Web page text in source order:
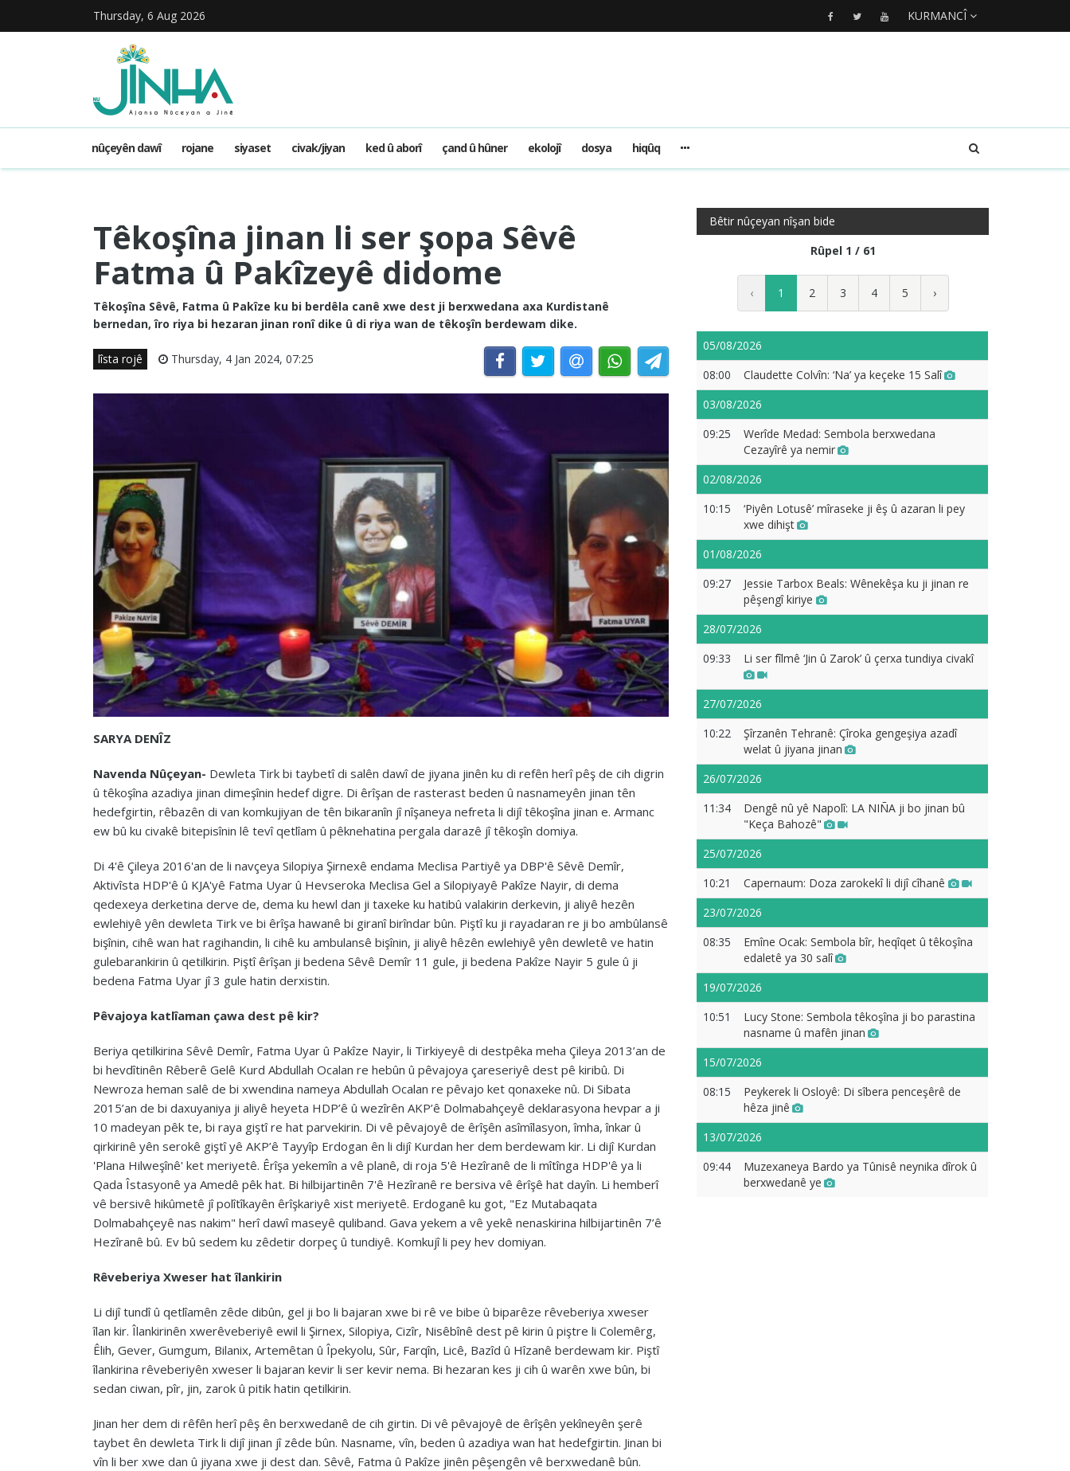
Thursday, 6 Aug 2026 KURMANCÎ
nûçeyên dawî rojane siyaset civak/jiyan ked û aborî çand û hûner ekolojî dosya hiqûq
Têkoşîna jinan li ser şopa Sêvê
Fatma û Pakîzeyê didome
Têkoşîna Sêvê, Fatma û Pakîze ku bi berdêla canê xwe dest ji berxwedana axa Kurdistanê
bernedan, îro riya bi hezaran jinan ronî dike û di riya wan de têkoşîn berdewam dike.
lîsta rojê Thursday, 4 Jan 2024, 07:25
SARYA DENÎZ
Navenda Nûçeyan- Dewleta Tirk bi taybetî di salên dawî de jiyana jinên ku di refên herî pêş de cih digrin
û têkoşîna azadiya jinan dimeşînin hedef digre. Di êrîşan de rasterast beden û nasnameyên jinan tên
hedefgirtin, rêbazên di van komkujiyan de tên bikaranîn jî nîşaneya nefreta li dijî têkoşîna jinan e. Armanc
ew bû ku civakê bitepisînin lê tevî qetlîam û pêknehatina pergala darazê jî têkoşîn domiya.
Di 4'ê Çileya 2016'an de li navçeya Silopiya Şirnexê endama Meclisa Partiyê ya DBP'ê Sêvê Demîr,
Aktivîsta HDP'ê û KJA'yê Fatma Uyar û Hevseroka Meclisa Gel a Silopiyayê Pakîze Nayir, di dema
qedexeya derketina derve de, dema ku hewl dan ji taxeke ku hatibû valakirin derkevin, ji aliyê hezên
ewlehiyê yên dewleta Tirk ve bi êrîşa hawanê bi giranî birîndar bûn. Piştî ku ji rayadaran re ji bo ambûlansê
bişînin, cihê wan hat ragihandin, li cihê ku ambulansê bişînin, ji aliyê hêzên ewlehiyê yên dewletê ve hatin
gulebarankirin û qetilkirin. Piştî êrîşan ji bedena Sêvê Demîr 11 gule, ji bedena Pakîze Nayir 5 gule û ji
bedena Fatma Uyar jî 3 gule hatin derxistin.
Pêvajoya katlîaman çawa dest pê kir?
Beriya qetilkirina Sêvê Demîr, Fatma Uyar û Pakîze Nayir, li Tirkiyeyê di destpêka meha Çileya 2013’an de
bi hevdîtinên Rêberê Gelê Kurd Abdullah Ocalan re hebûn û pêvajoya çareseriyê dest pê kiribû. Di
Newroza heman salê de bi xwendina nameya Abdullah Ocalan re pêvajo ket qonaxeke nû. Di Sibata
2015’an de bi daxuyaniya ji aliyê heyeta HDP’ê û wezîrên AKP’ê Dolmabahçeyê deklarasyona hevpar a ji
10 madeyan pêk te, bi raya giştî re hat parvekirin. Di vê pêvajoyê de êrîşên asîmîlasyon, îmha, înkar û
qirkirinê yên serokê giştî yê AKP’ê Tayyîp Erdogan ên li dijî Kurdan her dem berdewam kir. Li dijî Kurdan
'Plana Hilweşînê' ket meriyetê. Êrîşa yekemîn a vê planê, di roja 5'ê Hezîranê de li mîtînga HDP'ê ya li
Qada Îstasyonê ya Amedê pêk hat. Bi hilbijartinên 7'ê Hezîranê re bersiva vê êrîşê hat dayîn. Li hemberî
vê bersivê hikûmetê jî polîtîkayên êrîşkariyê xist meriyetê. Erdoganê ku got, "Ez Mutabaqata
Dolmabahçeyê nas nakim" herî dawî maseyê quliband. Gava yekem a vê yekê nenaskirina hilbijartinên 7’ê
Hezîranê bû. Ev bû sedem ku zêdetir dorpeç û tundiyê. Komkujî li pey hev domiyan.
Rêveberiya Xweser hat îlankirin
Li dijî tundî û qetlîamên zêde dibûn, gel ji bo li bajaran xwe bi rê ve bibe û biparêze rêveberiya xweser
îlan kir. Îlankirinên xwerêveberiyê ewil li Şirnex, Silopiya, Cizîr, Nisêbînê dest pê kirin û piştre li Colemêrg,
Êlih, Gever, Gumgum, Bilanix, Artemêtan û Îpekyolu, Sûr, Farqîn, Licê, Bazîd û Hîzanê berdewam kir. Piştî
îlankirina rêveberiyên xweser li bajaran kevir li ser kevir nema. Bi hezaran kes ji cih û warên xwe bûn, bi
sedan ciwan, pîr, jin, zarok û pitik hatin qetilkirin.
Jinan her dem di rêfên herî pêş ên berxwedanê de cih girtin. Di vê pêvajoyê de êrîşên yekîneyên şerê
taybet ên dewleta Tirk li dijî jinan jî zêde bûn. Nasname, vîn, beden û azadiya wan hat hedefgirtin. Jinan bi
vîn li ber xwe dan û jiyana xwe ji dest dan. Sêvê, Fatma û Pakîze jinên pêşengên vê berxwedanê bûn.
Bêtir nûçeyan nîşan bide
Rûpel 1 / 61
‹ 1 2 3 4 5 ›
05/08/2026
08:00
Claudette Colvîn: ‘Na’ ya keçeke 15 Salî
03/08/2026
09:25
Werîde Medad: Sembola berxwedana
Cezayîrê ya nemir
02/08/2026
10:15
‘Piyên Lotusê’ mîraseke ji êş û azaran li pey
xwe dihişt
01/08/2026
09:27
Jessie Tarbox Beals: Wênekêşa ku ji jinan re
pêşengî kiriye
28/07/2026
09:33
Li ser fîlmê ‘Jin û Zarok’ û çerxa tundiya civakî
27/07/2026
10:22
Şîrzanên Tehranê: Çîroka gengeşiya azadî
welat û jiyana jinan
26/07/2026
11:34
Dengê nû yê Napolî: LA NIÑA ji bo jinan bû
"Keça Bahozê"
25/07/2026
10:21
Capernaum: Doza zarokekî li dijî cîhanê
23/07/2026
08:35
Emîne Ocak: Sembola bîr, heqîqet û têkoşîna
edaletê ya 30 salî
19/07/2026
10:51
Lucy Stone: Sembola têkoşîna ji bo parastina
nasname û mafên jinan
15/07/2026
08:15
Peykerek li Osloyê: Di sîbera penceşêrê de
hêza jinê
13/07/2026
09:44
Muzexaneya Bardo ya Tûnisê neynika dîrok û
berxwedanê ye